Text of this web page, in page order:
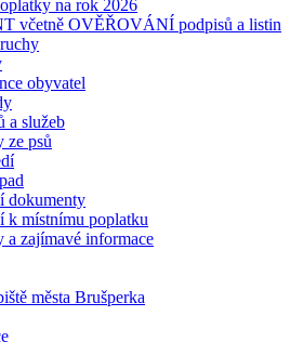
na rok 2026
včetně OVĚŘOVÁNÍ podpisů a listin
obyvatel
a služeb
ze psů
dokumenty
k místnímu poplatku
a zajímavé informace
města Brušperka